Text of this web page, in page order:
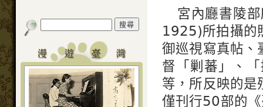
宮內廳書陵
1925)所拍攝的
御巡視寫真帖、
督「剿蕃」、
等，所反映的是
僅刊行50部的